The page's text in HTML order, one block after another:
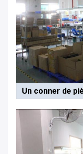
Un conner de